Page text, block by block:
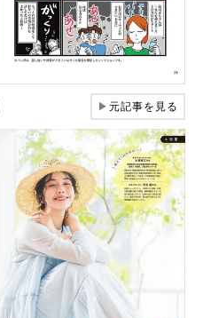
▶元記事を見る